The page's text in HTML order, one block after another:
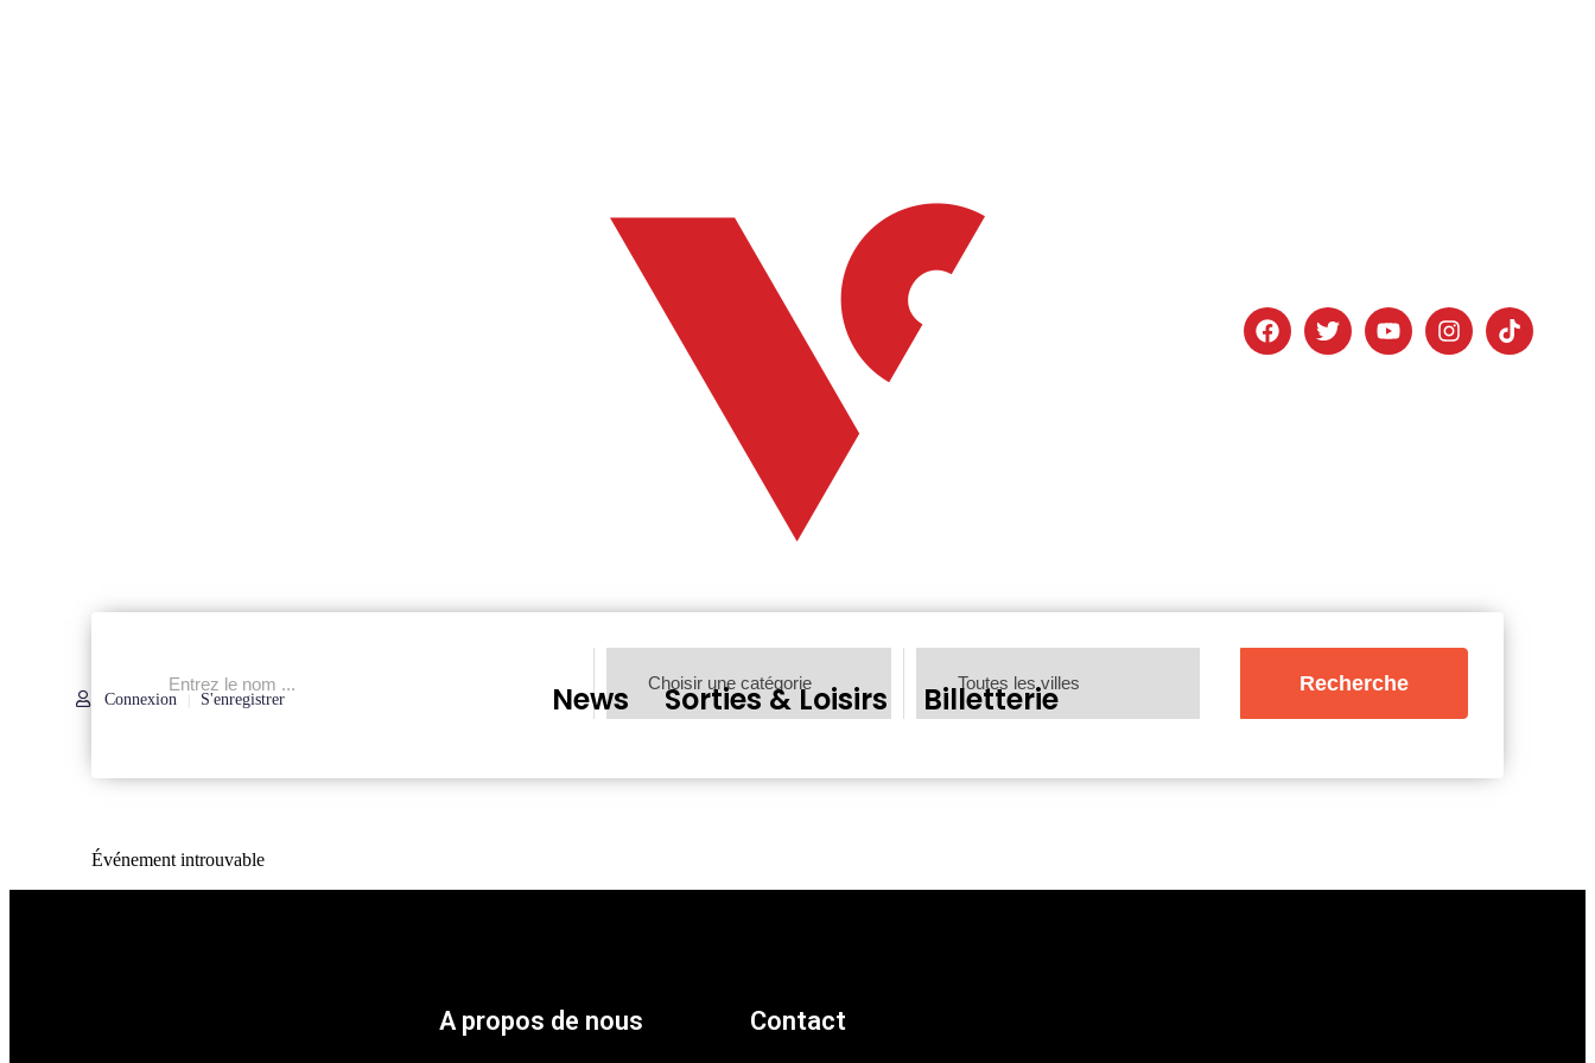
Connexion S'enregistrer News Sorties & Loisirs Billetterie
Événement introuvable
A propos de nous Contact